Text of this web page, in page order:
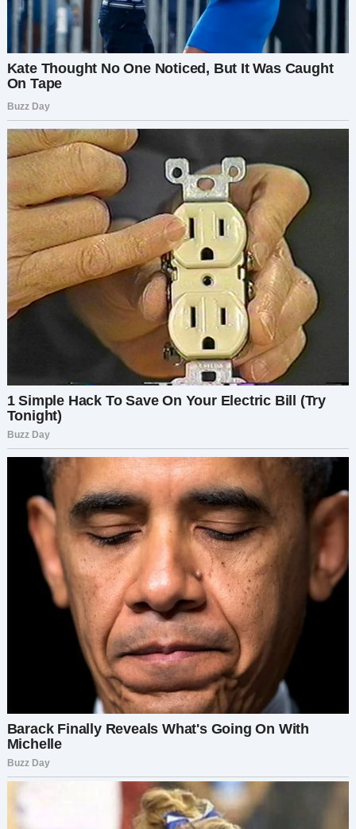
Илья повернулся к ней, в его глазах
переплетались недоумение и вина.
— Тогда что происходит, Маша?
Она сделала глубокий вдох.
— Ребёнок от Димы. Мы были вместе, когда я
ушла. Но когда я сказала ему, что беременна, он
ушёл. У меня не было куда идти, и я пошла к Юре.
Он позволил мне остаться у него и помог
разобраться, что делать. Вот и всё, папа. Он
просто мне помогал.
Грудь Ильи сжалась. Тот гнев, который толкал
его раньше, теперь казался пустым и
неуместным. Он обвинил своего лучшего друга
— свою дочь — и ради чего? Ради гордости?
Желания контролировать?
Когда пришла Сузанна, жена Юрия, она была в
панике. Врач объяснил, что Юрий получил
субдуральную гематому и ему нужна срочная
операция. Эти слова ударили Илью, как
молоток, и реальность того, что он вызвал
своим гневом, стала ясна.
Голос Сузанны дрожал, когда она спросила:
— А что насчёт стоимости? У нас нет
сбережений на такое.
Илья не колебался. Он вернулся домой и собрал
всё, что мог — сбережения, экстренные фонды,
мелочь — что угодно, чтобы покрыть расходы
на операцию. Отдав конверт Сузанне, он
сказал:
— Он мой лучший друг. Это минимальное, что я